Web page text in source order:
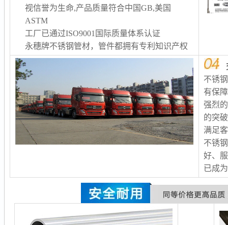
视信誉为生命,产品质量符合中国GB,美国
ASTM
工厂已通过ISO9001国际质量体系认证
永穗牌不锈钢管材，管件都拥有专利知识产权
不锈
有保障
强烈
的突
满足
不锈
好、
已成